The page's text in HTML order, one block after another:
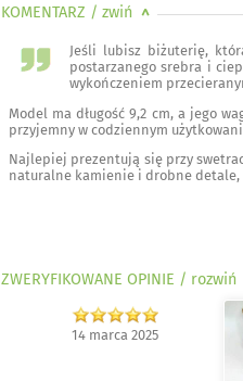
KOMENTARZ / zwiń <
Jeśli lubisz biżuterię,
postarzanego srebra i
wykończeniem
Model ma długość 9,2 cm, a jego
przyjemny w codziennym
Najlepiej prezentują się przy
naturalne kamienie i drobne
ZWERYFIKOWANE OPINIE / rozwiń
14 marca 2025